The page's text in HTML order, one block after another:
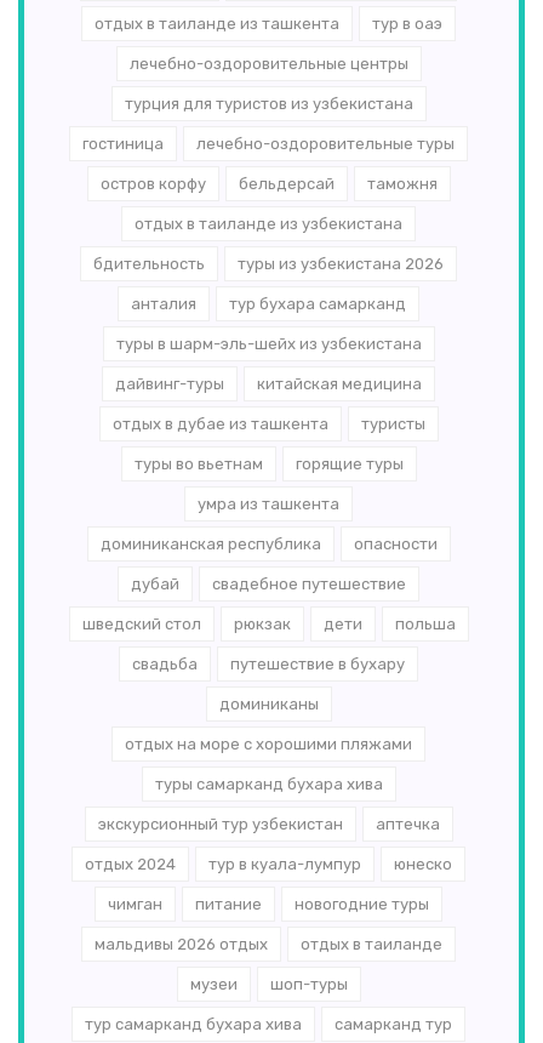
отдых в таиланде из ташкента тур в оаэ
лечебно-оздоровительные центры
турция для туристов из узбекистана
гостиница лечебно-оздоровительные туры
остров корфу бельдерсай таможня
отдых в таиланде из узбекистана
бдительность туры из узбекистана 2026
анталия тур бухара самарканд
туры в шарм-эль-шейх из узбекистана
дайвинг-туры китайская медицина
отдых в дубае из ташкента туристы
туры во вьетнам горящие туры
умра из ташкента
доминиканская республика опасности
дубай свадебное путешествие
шведский стол рюкзак дети польша
свадьба путешествие в бухару
доминиканы
отдых на море с хорошими пляжами
туры самарканд бухара хива
экскурсионный тур узбекистан аптечка
отдых 2024 тур в куала-лумпур юнеско
чимган питание новогодние туры
мальдивы 2026 отдых отдых в таиланде
музеи шоп-туры
тур самарканд бухара хива самарканд тур